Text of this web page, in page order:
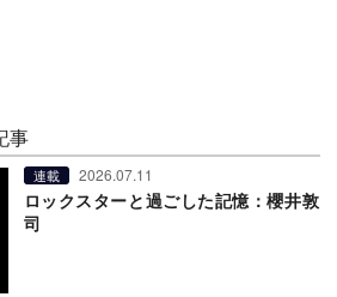
事
連載 2026.07.11
ロックスターと過ごした記憶：櫻井敦
司